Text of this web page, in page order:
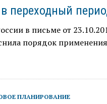
переходный
в письме от
порядок
ПЛАНИРОВАНИЕ